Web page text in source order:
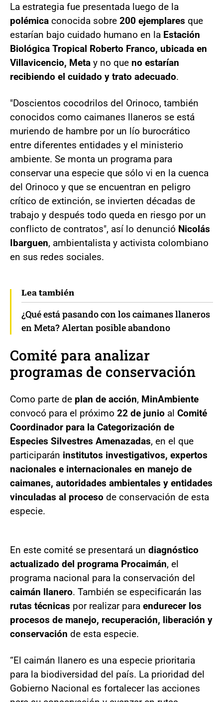
La estrategia fue presentada luego de la
polémica conocida sobre 200 ejemplares que
estarían bajo cuidado humano en la Estación
Biológica Tropical Roberto Franco, ubicada en
Villavicencio, Meta y no que no estarían
recibiendo el cuidado y trato adecuado.
"Doscientos cocodrilos del Orinoco, también
conocidos como caimanes llaneros se está
muriendo de hambre por un lío burocrático
entre diferentes entidades y el ministerio
ambiente. Se monta un programa para
conservar una especie que sólo vi en la cuenca
del Orinoco y que se encuentran en peligro
crítico de extinción, se invierten décadas de
trabajo y después todo queda en riesgo por un
conflicto de contratos", así lo denunció Nicolás
Ibarguen, ambientalista y activista colombiano
en sus redes sociales.
Lea también
¿Qué está pasando con los caimanes llaneros
en Meta? Alertan posible abandono
Comité para analizar
programas de conservación
Como parte de plan de acción, MinAmbiente
convocó para el próximo 22 de junio al Comité
Coordinador para la Categorización de
Especies Silvestres Amenazadas, en el que
participarán institutos investigativos, expertos
nacionales e internacionales en manejo de
caimanes, autoridades ambientales y entidades
vinculadas al proceso de conservación de esta
especie.
En este comité se presentará un diagnóstico
actualizado del programa Procaimán, el
programa nacional para la conservación del
caimán llanero. También se especificarán las
rutas técnicas por realizar para endurecer los
procesos de manejo, recuperación, liberación y
conservación de esta especie.
“El caimán llanero es una especie prioritaria
para la biodiversidad del país. La prioridad del
Gobierno Nacional es fortalecer las acciones